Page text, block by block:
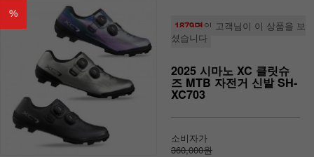
%
1879명의 고객님이 이 상품을 보
셨습니다
2025 시마노 XC 클릿슈
즈 MTB 자전거 신발 SH-
XC703
소비자가
360,000원